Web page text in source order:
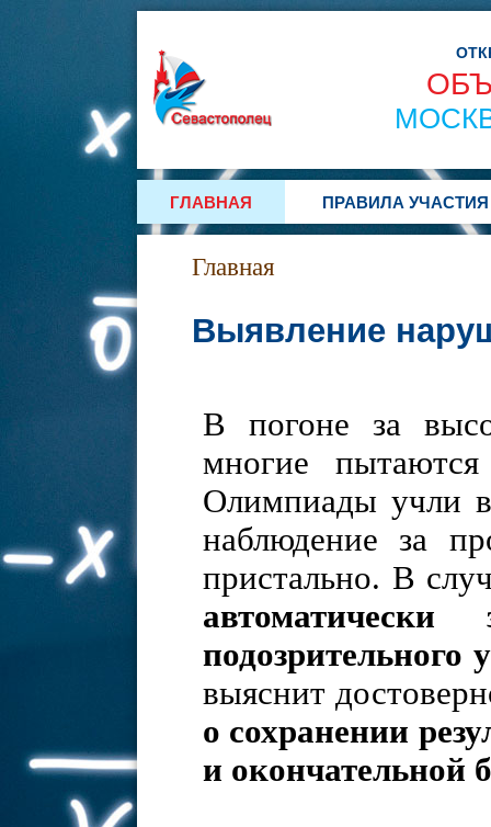
ГЛАВНАЯ ПРАВИЛА УЧАСТИЯ
Главная
Выявление
В погоне за
многие
Олимпиады учли
наблюдение за
пристально. В
подозрительного
выяснит
о сохранении
и окончательной